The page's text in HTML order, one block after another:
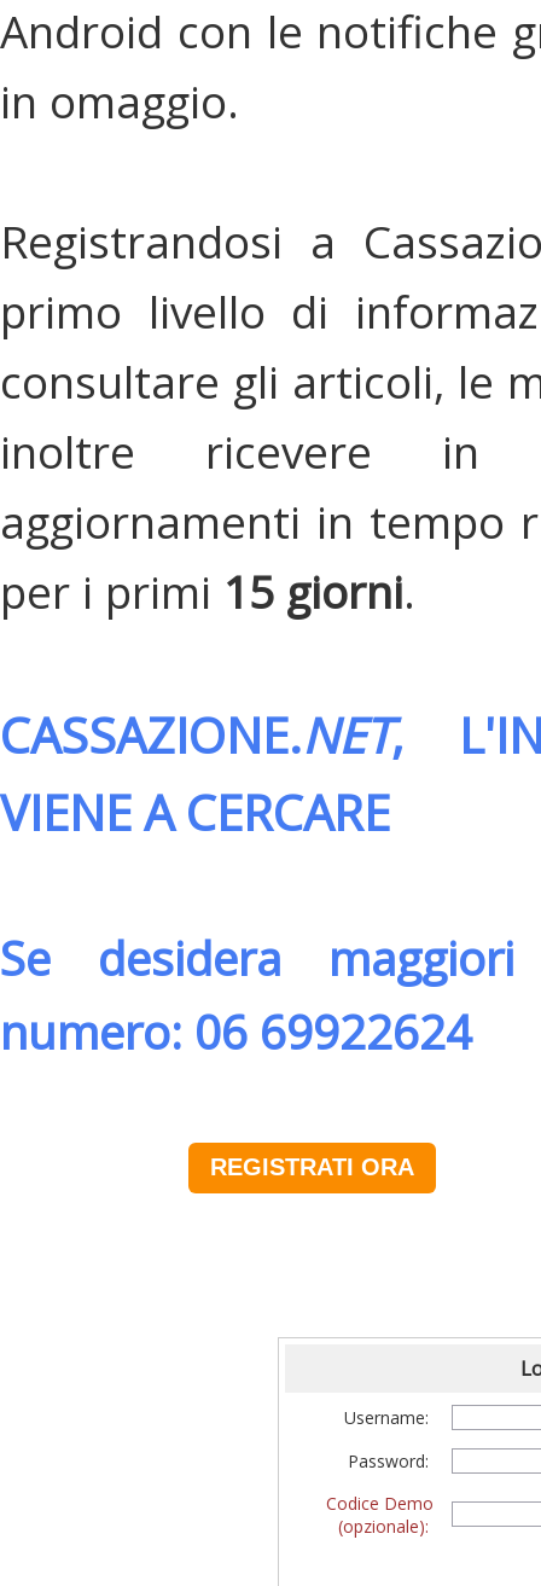
Android con le notifiche
in omaggio.
Registrandosi a
primo livello di
consultare gli articoli, le
inoltre ricevere in
aggiornamenti in tempo
per i primi 15 giorni.
CASSAZIONE.NET,
VIENE A CERCARE
Se desidera
numero: 06 69922624
REGISTRATI ORA
Username:
Password:
Codice Demo
(opzionale):